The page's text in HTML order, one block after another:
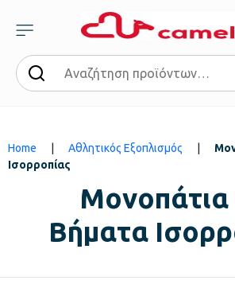
Home Αθλητικός Εξοπλισμός
Ισορροπίας
Μονοπάτια
Βήματα